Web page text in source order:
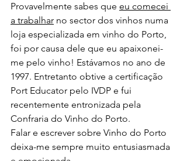
Provavelmente sabes que eu comecei
a trabalhar no sector dos vinhos numa
loja especializada em vinho do Porto,
foi por causa dele que eu apaixonei-
me pelo vinho! Estávamos no ano de
1997. Entretanto obtive a certificação
Port Educator pelo IVDP e fui
recentemente entronizada pela
Confraria do Vinho do Porto.
Falar e escrever sobre Vinho do Porto
deixa-me sempre muito entusiasmada